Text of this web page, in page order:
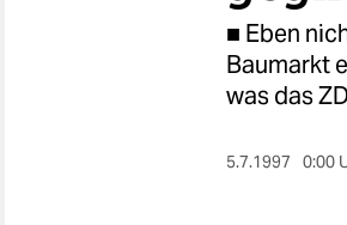
■ Eben
Baumarkt
was das
5.7.1997 0:00